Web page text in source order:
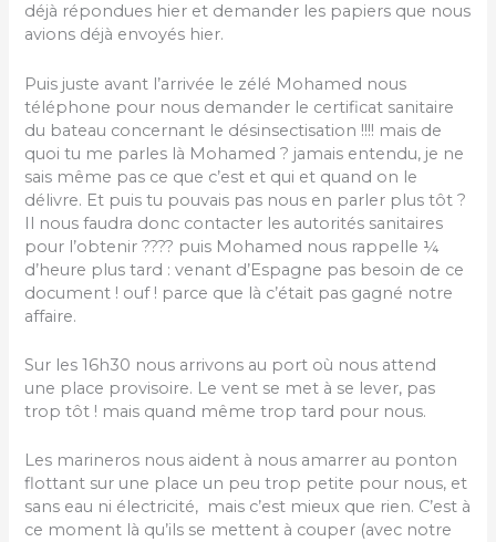
déjà répondues hier et demander les papiers que nous
avions déjà envoyés hier.
Puis juste avant l’arrivée le zélé Mohamed nous
téléphone pour nous demander le certificat sanitaire
du bateau concernant le désinsectisation !!!! mais de
quoi tu me parles là Mohamed ? jamais entendu, je ne
sais même pas ce que c’est et qui et quand on le
délivre. Et puis tu pouvais pas nous en parler plus tôt ?
Il nous faudra donc contacter les autorités sanitaires
pour l’obtenir ???? puis Mohamed nous rappelle ¼
d’heure plus tard : venant d’Espagne pas besoin de ce
document ! ouf ! parce que là c’était pas gagné notre
affaire.
Sur les 16h30 nous arrivons au port où nous attend
une place provisoire. Le vent se met à se lever, pas
trop tôt ! mais quand même trop tard pour nous.
Les marineros nous aident à nous amarrer au ponton
flottant sur une place un peu trop petite pour nous, et
sans eau ni électricité, mais c’est mieux que rien. C’est à
ce moment là qu’ils se mettent à couper (avec notre